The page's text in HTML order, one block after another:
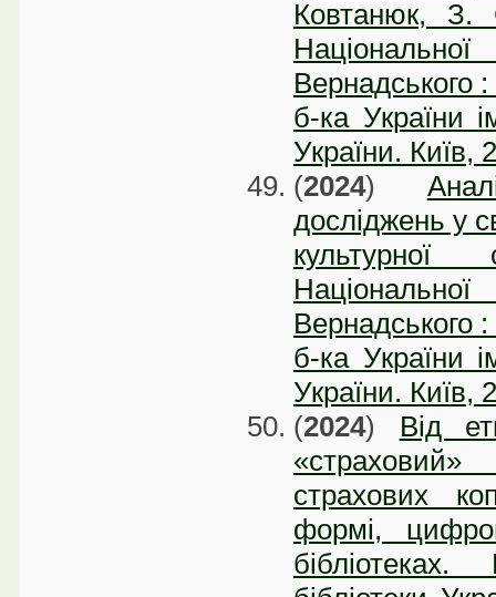
Ковтанюк, З.
Вернадського
б-ка України
України.
(2024)
досліджень у
Вернадського
б-ка України
України.
(2024) Від
страхових
формі,